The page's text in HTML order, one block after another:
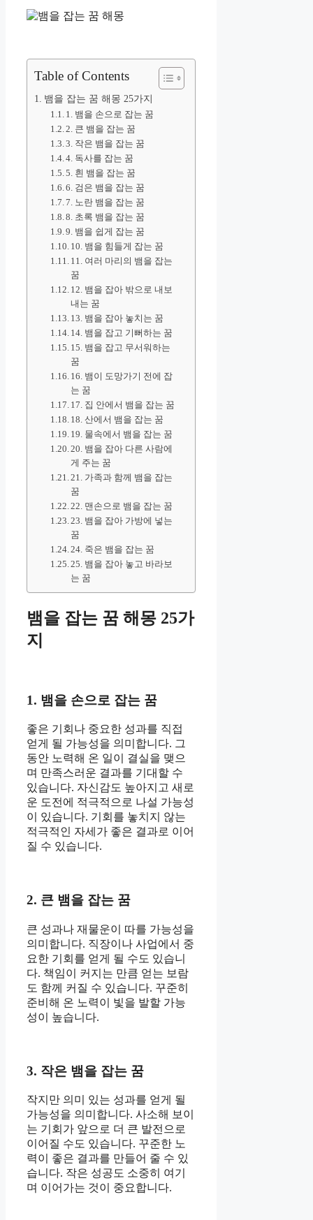
Table of Contents
뱀을 잡는 꿈 해몽 25가지
1. 뱀을 손으로 잡는 꿈
2. 큰 뱀을 잡는 꿈
3. 작은 뱀을 잡는 꿈
4. 독사를 잡는 꿈
5. 흰 뱀을 잡는 꿈
6. 검은 뱀을 잡는 꿈
7. 노란 뱀을 잡는 꿈
8. 초록 뱀을 잡는 꿈
9. 뱀을 쉽게 잡는 꿈
10. 뱀을 힘들게 잡는 꿈
11. 여러 마리의 뱀을 잡는
꿈
12. 뱀을 잡아 밖으로 내보
내는 꿈
13. 뱀을 잡아 놓치는 꿈
14. 뱀을 잡고 기뻐하는 꿈
15. 뱀을 잡고 무서워하는
꿈
16. 뱀이 도망가기 전에 잡
는 꿈
17. 집 안에서 뱀을 잡는 꿈
18. 산에서 뱀을 잡는 꿈
19. 물속에서 뱀을 잡는 꿈
20. 뱀을 잡아 다른 사람에
게 주는 꿈
21. 가족과 함께 뱀을 잡는
꿈
22. 맨손으로 뱀을 잡는 꿈
23. 뱀을 잡아 가방에 넣는
꿈
24. 죽은 뱀을 잡는 꿈
25. 뱀을 잡아 놓고 바라보
는 꿈
뱀을 잡는 꿈 해몽 25가
지
1. 뱀을 손으로 잡는 꿈
좋은 기회나 중요한 성과를 직접
얻게 될 가능성을 의미합니다. 그
동안 노력해 온 일이 결실을 맺으
며 만족스러운 결과를 기대할 수
있습니다. 자신감도 높아지고 새로
운 도전에 적극적으로 나설 가능성
이 있습니다. 기회를 놓치지 않는
적극적인 자세가 좋은 결과로 이어
질 수 있습니다.
2. 큰 뱀을 잡는 꿈
큰 성과나 재물운이 따를 가능성을
의미합니다. 직장이나 사업에서 중
요한 기회를 얻게 될 수도 있습니
다. 책임이 커지는 만큼 얻는 보람
도 함께 커질 수 있습니다. 꾸준히
준비해 온 노력이 빛을 발할 가능
성이 높습니다.
3. 작은 뱀을 잡는 꿈
작지만 의미 있는 성과를 얻게 될
가능성을 의미합니다. 사소해 보이
는 기회가 앞으로 더 큰 발전으로
이어질 수도 있습니다. 꾸준한 노
력이 좋은 결과를 만들어 줄 수 있
습니다. 작은 성공도 소중히 여기
며 이어가는 것이 중요합니다.